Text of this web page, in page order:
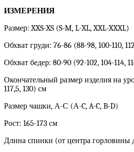
ИЗМЕРЕНИЯ
Размер: XXS-XS (S-M, L-XL, XXL-XXXL)
Обхват груди: 76-86 (88-98, 100-110,
Обхват бедер: 80-90 (92-102, 104-114,
Окончательный размер изделия на
117,5, 130) см
Размер чашки, А-С (А-C, A-C, B-D)
Рост: 165-173 см
Длина спинки (от центра горловины